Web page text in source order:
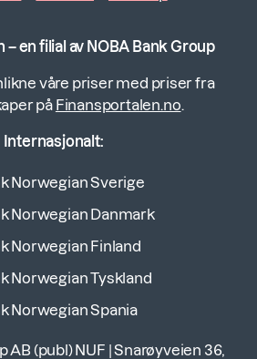
– en filial av NOBA Bank Group
våre priser med priser fra
på Finansportalen.no.
Internasjonalt:
Norwegian Sverige
Norwegian Danmark
Norwegian Finland
Norwegian Tyskland
Norwegian Spania
AB (publ) NUF |Snarøyveien 36,